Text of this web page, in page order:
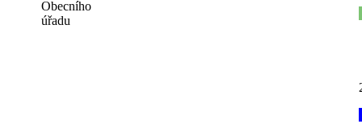
Obecního
úřadu